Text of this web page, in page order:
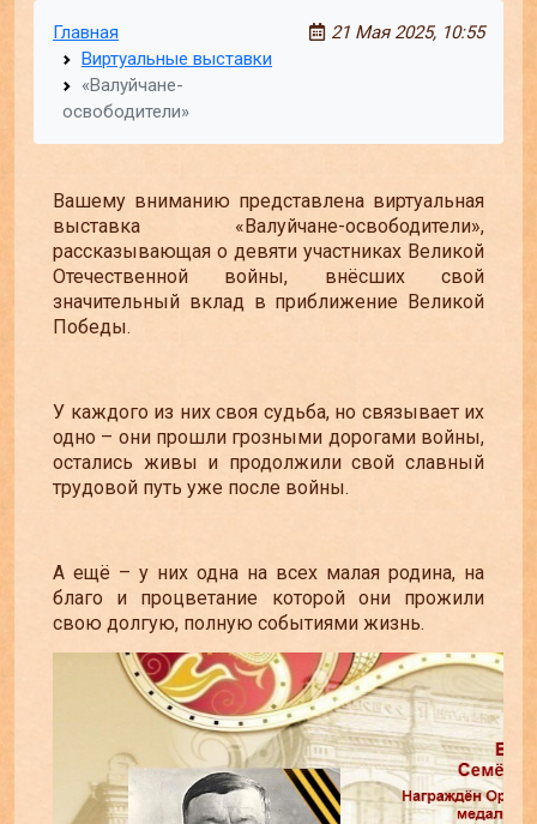
Главная
Виртуальные выставки
«Валуйчане-
освободители»
21 Мая 2025, 10:55
Вашему вниманию представлена виртуальная
выставка «Валуйчане-освободители»,
рассказывающая о девяти участниках Великой
Отечественной войны, внёсших свой
значительный вклад в приближение Великой
Победы.
У каждого из них своя судьба, но связывает их
одно – они прошли грозными дорогами войны,
остались живы и продолжили свой славный
трудовой путь уже после войны.
А ещё – у них одна на всех малая родина, на
благо и процветание которой они прожили
свою долгую, полную событиями жизнь.